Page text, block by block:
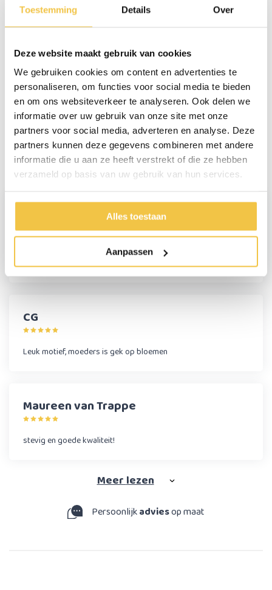
Toestemming Details Over
Deze website maakt gebruik van cookies
We gebruiken cookies om content en advertenties te
personaliseren, om functies voor social media te bieden
en om ons websiteverkeer te analyseren. Ook delen we
informatie over uw gebruik van onze site met onze
partners voor social media, adverteren en analyse. Deze
partners kunnen deze gegevens combineren met andere
informatie die u aan ze heeft verstrekt of die ze hebben
verzameld op basis van uw gebruik van hun services.
Alles toestaan
Aanpassen
Kleur
Wit met bloemen print
Persoonlijk advies
Start chat
Reviews (4)
Product is prima niet zo blij met de transport optie post is
goedkoper
CG
Leuk motief, moeders is gek op bloemen
Maureen van Trappe
stevig en goede kwaliteit!
Meerlezen
Persoonlijkadviesop maat